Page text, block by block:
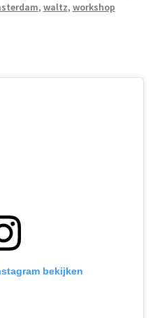
, waltz, workshop
bekijken